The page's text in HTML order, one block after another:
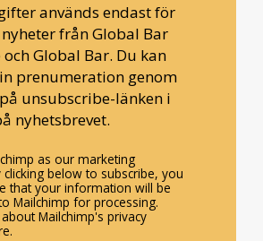
används endast för
från Global Bar
Global Bar. Du kan
prenumeration genom
unsubscribe-länken i
nyhetsbrevet.
as our marketing
below to subscribe, you
that your information will be
Mailchimp for processing.
Mailchimp's privacy